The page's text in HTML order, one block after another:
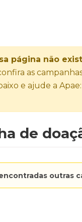
página não
as
e ajude a Apae:
de
outras